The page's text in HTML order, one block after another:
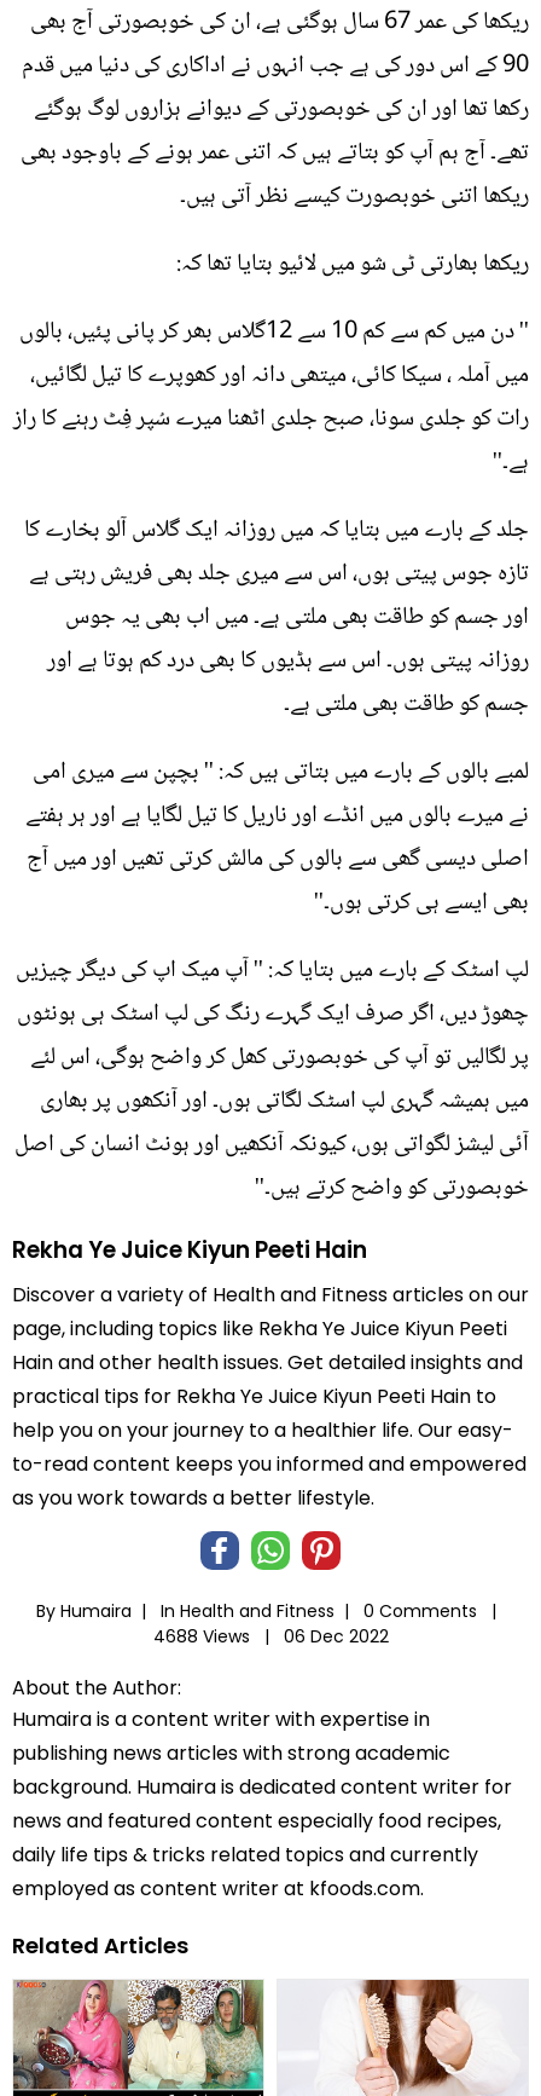
ریکھا کی عمر 67 سال ہوگئی ہے، ان کی خوبصورتی آج بھی
90 کے اس دور کی ہے جب انہوں نے اداکاری کی دنیا میں قدم
رکھا تھا اور ان کی خوبصورتی کے دیوانے ہزاروں لوگ ہوگئے
تھے۔ آج ہم آپ کو بتاتے ہیں کہ اتنی عمر ہونے کے باوجود بھی
ریکھا اتنی خوبصورت کیسے نظر آتی ہیں۔
ریکھا بھارتی ٹی شو میں لائیو بتایا تھا کہ:
'' دن میں کم سے کم 10 سے 12گلاس بھر کر پانی پئیں، بالوں
میں آملہ ، سیکا کائی، میتھی دانہ اور کھوپرے کا تیل لگائیں،
رات کو جلدی سونا، صبح جلدی اٹھنا میرے سُپر فِٹ رہنے کا راز
ہے۔''
جلد کے بارے میں بتایا کہ میں روزانہ ایک گلاس آلو بخارے کا
تازہ جوس پیتی ہوں، اس سے میری جلد بھی فریش رہتی ہے
اور جسم کو طاقت بھی ملتی ہے۔ میں اب بھی یہ جوس
روزانہ پیتی ہوں۔ اس سے ہڈیوں کا بھی درد کم ہوتا ہے اور
جسم کو طاقت بھی ملتی ہے۔
لمبے بالوں کے بارے میں بتاتی ہیں کہ: '' بچپن سے میری امی
نے میرے بالوں میں انڈے اور ناریل کا تیل لگایا ہے اور ہر ہفتے
اصلی دیسی گھی سے بالوں کی مالش کرتی تھیں اور میں آج
بھی ایسے ہی کرتی ہوں۔''
لپ اسٹک کے بارے میں بتایا کہ: '' آپ میک اپ کی دیگر چیزیں
چھوڑ دیں، اگر صرف ایک گہرے رنگ کی لپ اسٹک ہی ہونٹوں
پر لگالیں تو آپ کی خوبصورتی کھل کر واضح ہوگی، اس لئے
میں ہمیشہ گہری لپ اسٹک لگاتی ہوں۔ اور آنکھوں پر بھاری
آئی لیشز لگواتی ہوں، کیونکہ آنکھیں اور ہونٹ انسان کی اصل
خوبصورتی کو واضح کرتے ہیں۔''
Rekha Ye Juice Kiyun Peeti Hain
Discover a variety of Health and Fitness articles on our
page, including topics like Rekha Ye Juice Kiyun Peeti
Hain and other health issues. Get detailed insights and
practical tips for Rekha Ye Juice Kiyun Peeti Hain to
help you on your journey to a healthier life. Our easy-
to-read content keeps you informed and empowered
as you work towards a better lifestyle.
By Humaira | In Health and Fitness |
0 Comments |
4688 Views |
06 Dec 2022
About the Author:
Humaira is a content writer with expertise in
publishing news articles with strong academic
background. Humaira is dedicated content writer for
news and featured content especially food recipes,
daily life tips & tricks related topics and currently
employed as content writer at kfoods.com.
Related Articles